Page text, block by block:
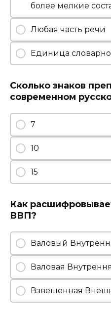
более мелкие
Любая часть речи
Единица
Сколько знаков
современном
7
10
15
Как
ВВП?
Валовый
Валовая
Взвешенная